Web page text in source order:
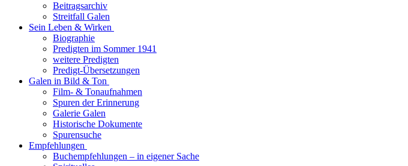
Beitragsarchiv
Streitfall Galen
Sein Leben & Wirken
Biographie
Predigten im Sommer 1941
weitere Predigten
Predigt-Übersetzungen
Galen in Bild & Ton
Film- & Tonaufnahmen
Spuren der Erinnerung
Galerie Galen
Historische Dokumente
Spurensuche
Empfehlungen
Buchempfehlungen – in eigener Sache